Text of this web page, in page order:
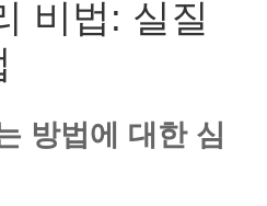
비법: 실질
방법에 대한 심